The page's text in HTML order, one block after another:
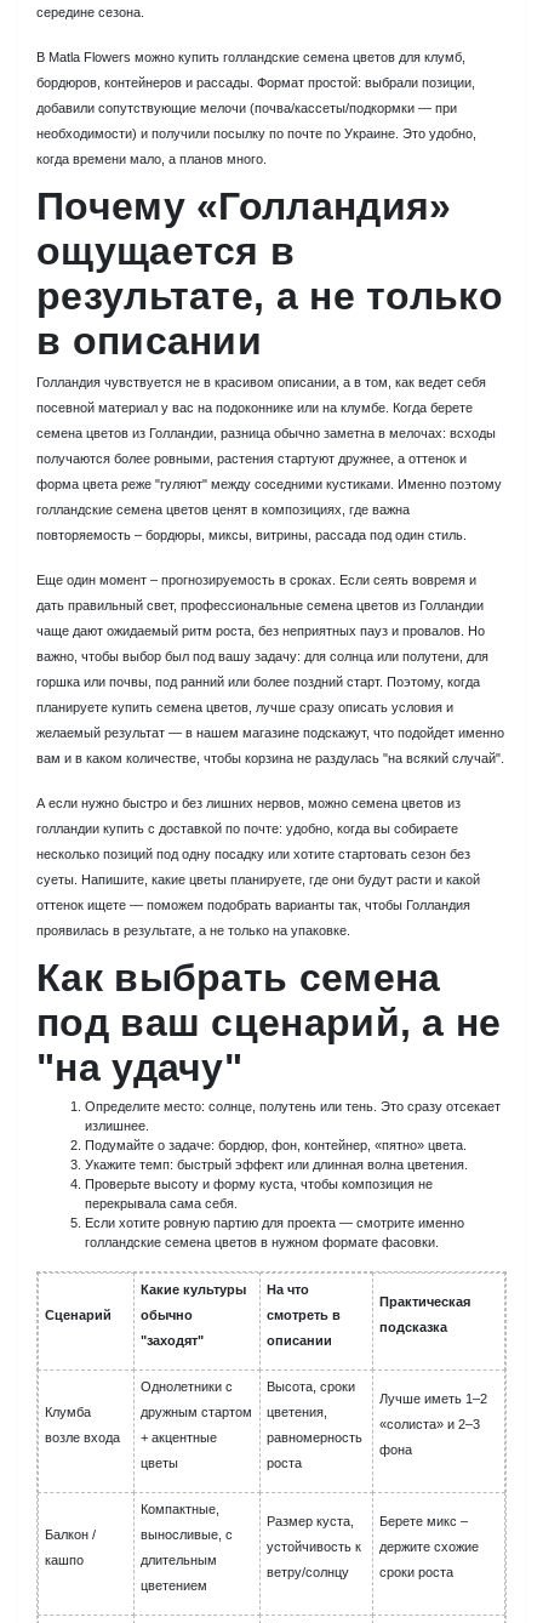
середине сезона.
В Matla Flowers можно купить голландские семена цветов для клумб,
бордюров, контейнеров и рассады. Формат простой: выбрали позиции,
добавили сопутствующие мелочи (почва/кассеты/подкормки — при
необходимости) и получили посылку по почте по Украине. Это удобно,
когда времени мало, а планов много.
Почему «Голландия»
ощущается в
результате, а не только
в описании
Голландия чувствуется не в красивом описании, а в том, как ведет себя
посевной материал у вас на подоконнике или на клумбе. Когда берете
семена цветов из Голландии, разница обычно заметна в мелочах: всходы
получаются более ровными, растения стартуют дружнее, а оттенок и
форма цвета реже "гуляют" между соседними кустиками. Именно поэтому
голландские семена цветов ценят в композициях, где важна
повторяемость – бордюры, миксы, витрины, рассада под один стиль.
Еще один момент – прогнозируемость в сроках. Если сеять вовремя и
дать правильный свет, профессиональные семена цветов из Голландии
чаще дают ожидаемый ритм роста, без неприятных пауз и провалов. Но
важно, чтобы выбор был под вашу задачу: для солнца или полутени, для
горшка или почвы, под ранний или более поздний старт. Поэтому, когда
планируете купить семена цветов, лучше сразу описать условия и
желаемый результат — в нашем магазине подскажут, что подойдет именно
вам и в каком количестве, чтобы корзина не раздулась "на всякий случай".
А если нужно быстро и без лишних нервов, можно семена цветов из
голландии купить с доставкой по почте: удобно, когда вы собираете
несколько позиций под одну посадку или хотите стартовать сезон без
суеты. Напишите, какие цветы планируете, где они будут расти и какой
оттенок ищете — поможем подобрать варианты так, чтобы Голландия
проявилась в результате, а не только на упаковке.
Как выбрать семена
под ваш сценарий, а не
"на удачу"
Определите место: солнце, полутень или тень. Это сразу отсекает
излишнее.
Подумайте о задаче: бордюр, фон, контейнер, «пятно» цвета.
Укажите темп: быстрый эффект или длинная волна цветения.
Проверьте высоту и форму куста, чтобы композиция не
перекрывала сама себя.
Если хотите ровную партию для проекта — смотрите именно
голландские семена цветов в нужном формате фасовки.
Сценарий
Какие культуры
обычно
"заходят"
На что
смотреть в
описании
Практическая
подсказка
Клумба
возле входа
Однолетники с
дружным стартом
+ акцентные
цветы
Высота, сроки
цветения,
равномерность
роста
Лучше иметь 1–2
«солиста» и 2–3
фона
Балкон /
кашпо
Компактные,
выносливые, с
длительным
цветением
Размер куста,
устойчивость к
ветру/солнцу
Берете микс –
держите схожие
сроки роста